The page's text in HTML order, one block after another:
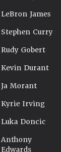
LeBron James
Stephen Curry
Rudy Gobert
Kevin Durant
Ja Morant
Kyrie Irving
Luka Doncic
Anthony
Edwards